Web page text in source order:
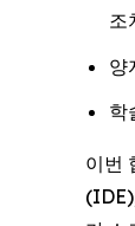
조
양
학
이번